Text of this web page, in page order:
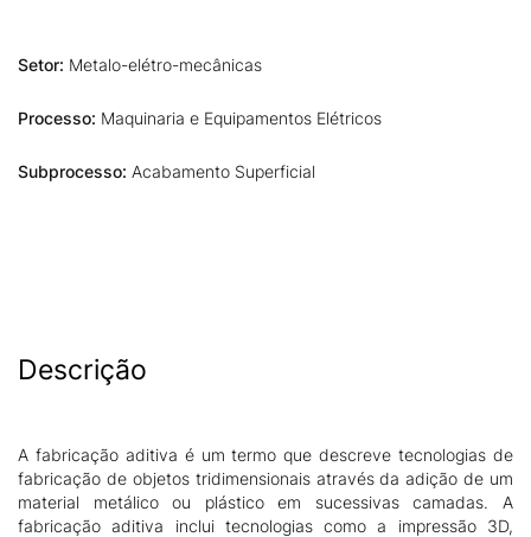
Setor: Metalo-elétro-mecânicas
Processo: Maquinaria e Equipamentos Elétricos
Subprocesso: Acabamento Superficial
Descrição
A fabricação aditiva é um termo que descreve tecnologias de
fabricação de objetos tridimensionais através da adição de um
material metálico ou plástico em sucessivas camadas. A
fabricação aditiva inclui tecnologias como a impressão 3D,